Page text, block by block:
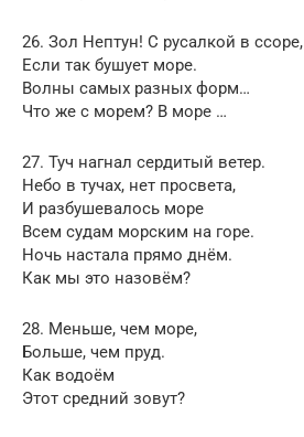
26. Зол Нептун! С русалкой в ссоре,
Если так бушует море.
Волны самых разных форм…
Что же с морем? В море …
27. Туч нагнал сердитый ветер.
Небо в тучах, нет просвета,
И разбушевалось море
Всем судам морским на горе.
Ночь настала прямо днём.
Как мы это назовём?
28. Меньше, чем море,
Больше, чем пруд.
Как водоём
Этот средний зовут?